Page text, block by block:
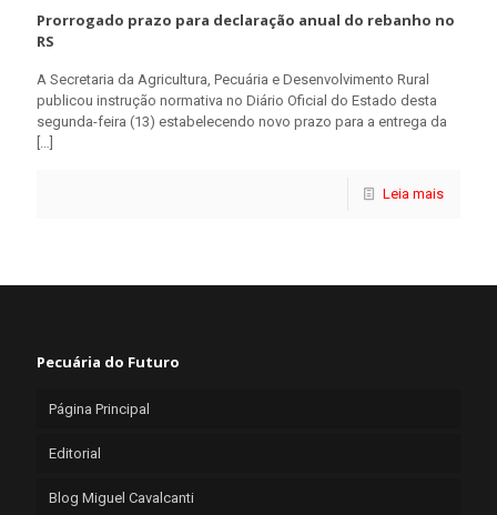
Prorrogado prazo para declaração anual do rebanho no
RS
A Secretaria da Agricultura, Pecuária e Desenvolvimento Rural
publicou instrução normativa no Diário Oficial do Estado desta
segunda-feira (13) estabelecendo novo prazo para a entrega da
[…]
Leia mais
Pecuária do Futuro
Página Principal
Editorial
Blog Miguel Cavalcanti